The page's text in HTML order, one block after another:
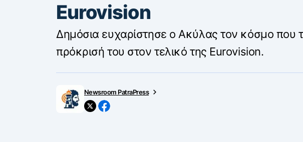
Eurovision
Δημόσια ευχαρίστησε ο Ακύλας τον κόσμο που
πρόκρισή του στον τελικό της Eurovision.
Newsroom PatraPress